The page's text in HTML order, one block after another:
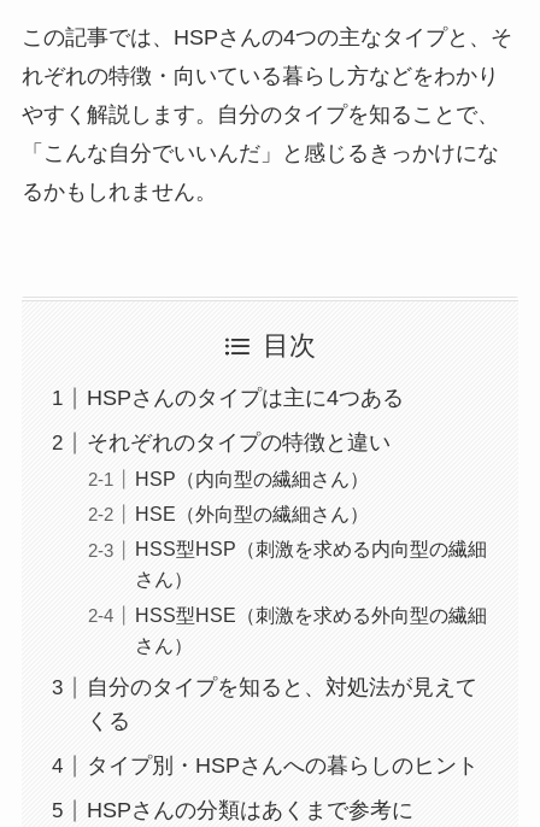
この記事では、HSPさんの4つの主なタイプと、そ
れぞれの特徴・向いている暮らし方などをわかり
やすく解説します。自分のタイプを知ることで、
「こんな自分でいいんだ」と感じるきっかけにな
るかもしれません。
目次
HSPさんのタイプは主に4つある
それぞれのタイプの特徴と違い
HSP（内向型の繊細さん）
HSE（外向型の繊細さん）
HSS型HSP（刺激を求める内向型の繊細
さん）
HSS型HSE（刺激を求める外向型の繊細
さん）
自分のタイプを知ると、対処法が見えて
くる
タイプ別・HSPさんへの暮らしのヒント
HSPさんの分類はあくまで参考に